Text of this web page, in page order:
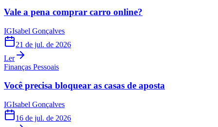
Vale a pena comprar carro online?
IGIsabel Gonçalves
21 de jul. de 2026
Ler
Finanças Pessoais
Você precisa bloquear as casas de aposta
IGIsabel Gonçalves
16 de jul. de 2026